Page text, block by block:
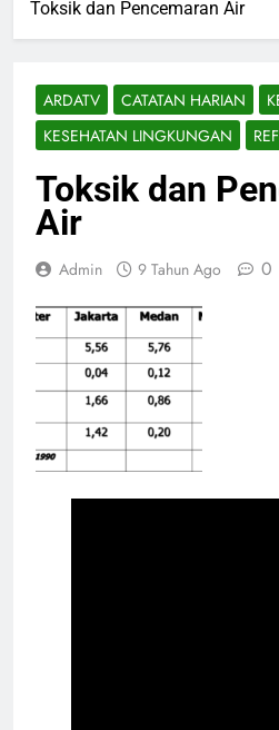
Toksik dan Pencemaran Air
ARDATV CATATAN HARIAN
KESEHATAN LINGKUNGAN
Toksik dan
Air
Admin 9 Tahun Ago 0